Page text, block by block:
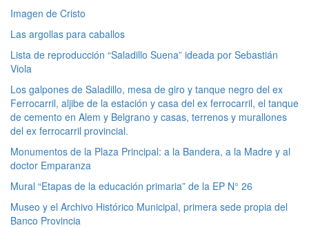
Imagen de Cristo
Las argollas para caballos
Lista de reproducción “Saladillo Suena” ideada por Sebastián
Viola
Los galpones de Saladillo, mesa de giro y tanque negro del ex
Ferrocarril, aljibe de la estación y casa del ex ferrocarril, el tanque
de cemento en Alem y Belgrano y casas, terrenos y murallones
del ex ferrocarril provincial.
Monumentos de la Plaza Principal: a la Bandera, a la Madre y al
doctor Emparanza
Mural “Etapas de la educación primaria” de la EP N° 26
Museo y el Archivo Histórico Municipal, primera sede propia del
Banco Provincia